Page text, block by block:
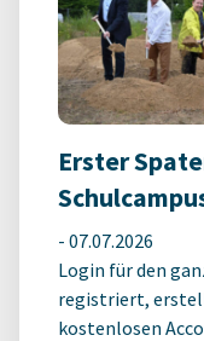
Erster
- 07.07.2026
Login für den
registriert,
kostenlosen